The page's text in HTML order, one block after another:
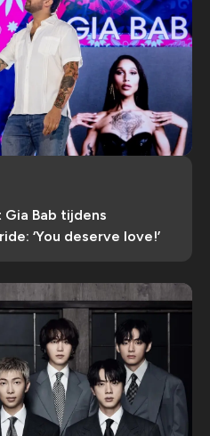
Bab tijdens
‘You deserve love!’